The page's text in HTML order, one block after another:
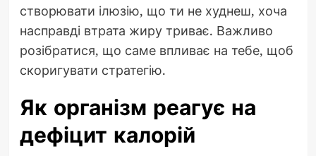
створювати ілюзію, що ти не худнеш, хоча
насправді втрата жиру триває. Важливо
розібратися, що саме впливає на тебе, щоб
скоригувати стратегію.
Як організм реагує на
дефіцит калорій